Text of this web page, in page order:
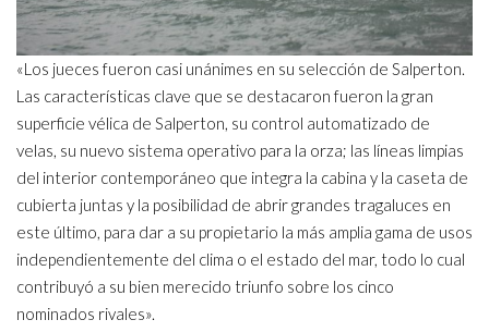
«Los jueces fueron casi unánimes en su selección de Salperton.
Las características clave que se destacaron fueron la gran
superficie vélica de Salperton, su control automatizado de
velas, su nuevo sistema operativo para la orza; las líneas limpias
del interior contemporáneo que integra la cabina y la caseta de
cubierta juntas y la posibilidad de abrir grandes tragaluces en
este último, para dar a su propietario la más amplia gama de usos
independientemente del clima o el estado del mar, todo lo cual
contribuyó a su bien merecido triunfo sobre los cinco
nominados rivales».